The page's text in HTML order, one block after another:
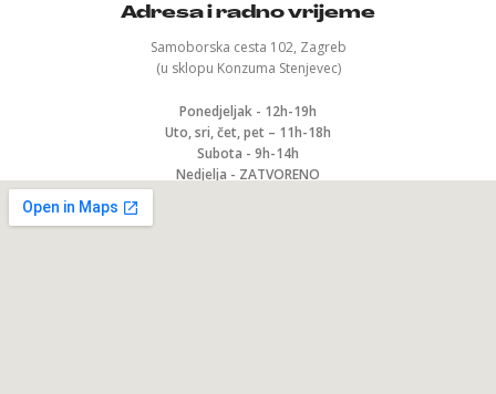
Adresa i radno vrijeme
Samoborska cesta 102, Zagreb
(u sklopu Konzuma Stenjevec)
Ponedjeljak - 12h-19h
Uto, sri, čet, pet – 11h-18h
Subota - 9h-14h
Nedjelja - ZATVORENO